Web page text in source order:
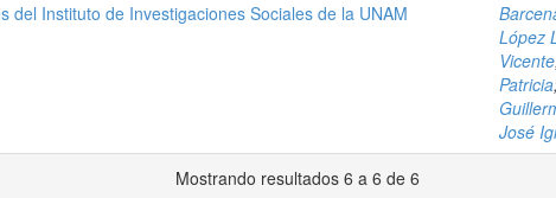
del Instituto de Investigaciones Sociales de la UNAM
López
Vicente
Patricia
José
Mostrando resultados 6 a 6 de 6